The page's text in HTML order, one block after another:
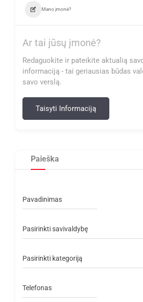
Mano įmonė?
Ar tai jūsų įmonė?
Redaguokite ir pateikite aktualią
informaciją - tai geriausias būdas
savo verslą.
Taisyti Informaciją
Paieška
Pavadinimas
Pasirinkti savivaldybę
Pasirinkti kategoriją
Telefonas